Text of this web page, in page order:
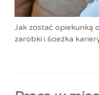
Jak zostać opiekunką
zarobki i ścieżka